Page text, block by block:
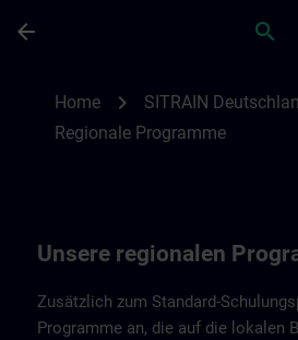
arrow_back search
Home chevron_right SITRAIN
Regionale Programme
Unsere regionalen
Zusätzlich zum Standard-
Programme an, die auf die lokalen